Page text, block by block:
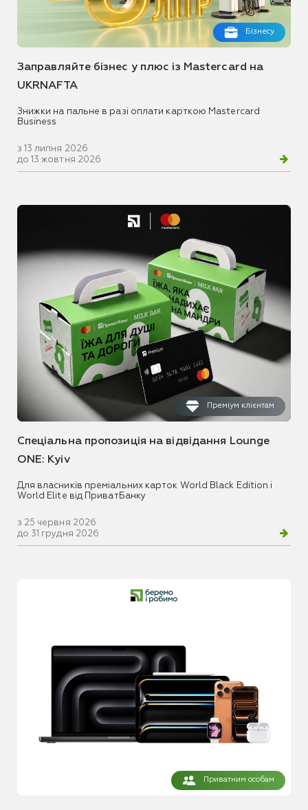
Бізнесу
Заправляйте бізнес у плюс із Mastercard на
UKRNAFTA
Знижки на пальне в разі оплати карткою Mastercard
Business
з 13 липня 2026
до 13 жовтня 2026
Преміум клієнтам
Спеціальна пропозиція на відвідання Lounge
ONE: Kyiv
Для власників преміальних карток World Black Edition і
World Elite від ПриватБанку
з 25 червня 2026
до 31 грудня 2026
Приватним особам